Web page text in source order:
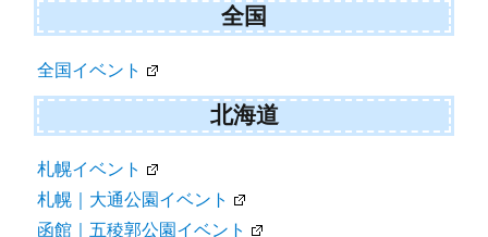
全国
全国イベント
北海道
札幌イベント
札幌｜大通公園イベント
函館｜五稜郭公園イベント